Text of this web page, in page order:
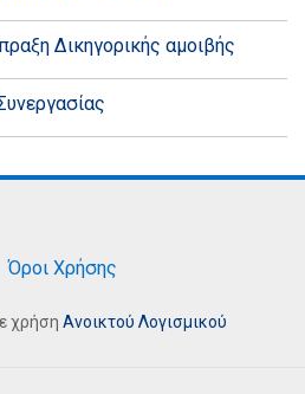
Δικηγορικής αμοιβής
Όροι Χρήσης
χρήση Ανοικτού Λογισμικού